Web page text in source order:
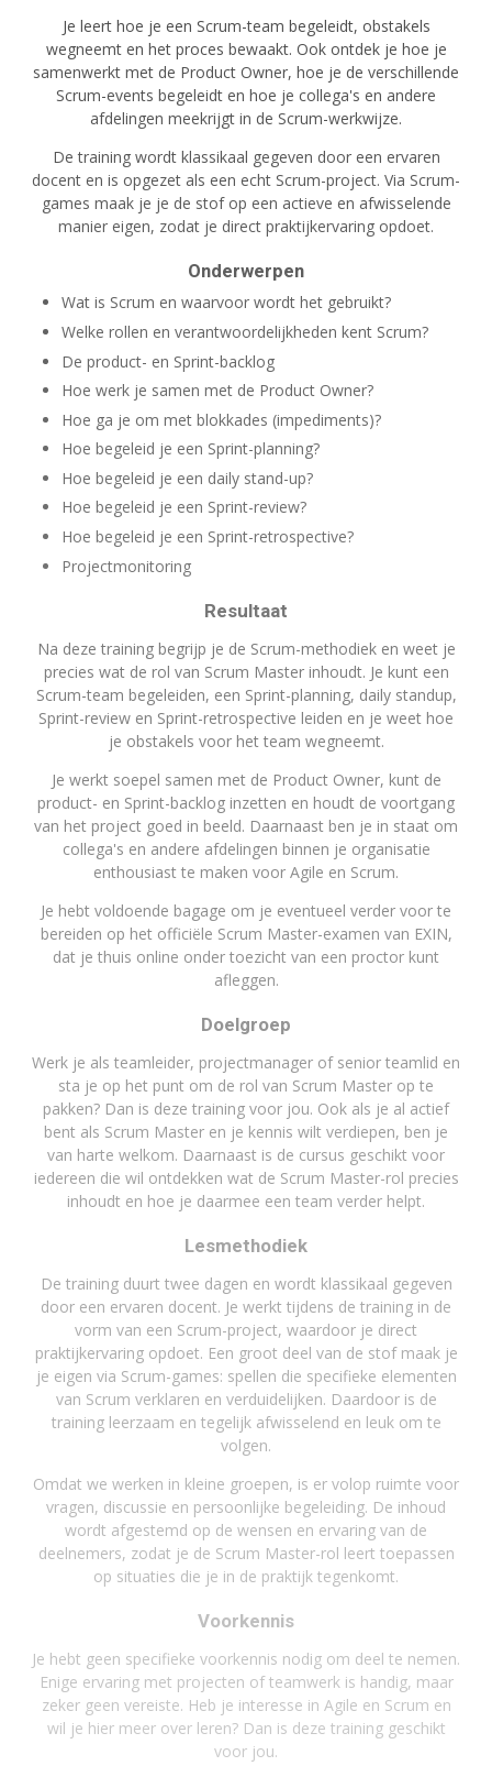
Je leert hoe je een Scrum-team begeleidt, obstakels
wegneemt en het proces bewaakt. Ook ontdek je hoe je
samenwerkt met de Product Owner, hoe je de verschillende
Scrum-events begeleidt en hoe je collega's en andere
afdelingen meekrijgt in de Scrum-werkwijze.
De training wordt klassikaal gegeven door een ervaren
docent en is opgezet als een echt Scrum-project. Via Scrum-
games maak je je de stof op een actieve en afwisselende
manier eigen, zodat je direct praktijkervaring opdoet.
Onderwerpen
Wat is Scrum en waarvoor wordt het gebruikt?
Welke rollen en verantwoordelijkheden kent Scrum?
De product- en Sprint-backlog
Hoe werk je samen met de Product Owner?
Hoe ga je om met blokkades (impediments)?
Hoe begeleid je een Sprint-planning?
Hoe begeleid je een daily stand-up?
Hoe begeleid je een Sprint-review?
Hoe begeleid je een Sprint-retrospective?
Projectmonitoring
Resultaat
Na deze training begrijp je de Scrum-methodiek en weet je
precies wat de rol van Scrum Master inhoudt. Je kunt een
Scrum-team begeleiden, een Sprint-planning, daily standup,
Sprint-review en Sprint-retrospective leiden en je weet hoe
je obstakels voor het team wegneemt.
Je werkt soepel samen met de Product Owner, kunt de
product- en Sprint-backlog inzetten en houdt de voortgang
van het project goed in beeld. Daarnaast ben je in staat om
collega's en andere afdelingen binnen je organisatie
enthousiast te maken voor Agile en Scrum.
Je hebt voldoende bagage om je eventueel verder voor te
bereiden op het officiële Scrum Master-examen van EXIN,
dat je thuis online onder toezicht van een proctor kunt
afleggen.
Doelgroep
Werk je als teamleider, projectmanager of senior teamlid en
sta je op het punt om de rol van Scrum Master op te
pakken? Dan is deze training voor jou. Ook als je al actief
bent als Scrum Master en je kennis wilt verdiepen, ben je
van harte welkom. Daarnaast is de cursus geschikt voor
iedereen die wil ontdekken wat de Scrum Master-rol precies
inhoudt en hoe je daarmee een team verder helpt.
Lesmethodiek
De training duurt twee dagen en wordt klassikaal gegeven
door een ervaren docent. Je werkt tijdens de training in de
vorm van een Scrum-project, waardoor je direct
praktijkervaring opdoet. Een groot deel van de stof maak je
je eigen via Scrum-games: spellen die specifieke elementen
van Scrum verklaren en verduidelijken. Daardoor is de
training leerzaam en tegelijk afwisselend en leuk om te
volgen.
Omdat we werken in kleine groepen, is er volop ruimte voor
vragen, discussie en persoonlijke begeleiding. De inhoud
wordt afgestemd op de wensen en ervaring van de
deelnemers, zodat je de Scrum Master-rol leert toepassen
op situaties die je in de praktijk tegenkomt.
Voorkennis
Je hebt geen specifieke voorkennis nodig om deel te nemen.
Enige ervaring met projecten of teamwerk is handig, maar
zeker geen vereiste. Heb je interesse in Agile en Scrum en
wil je hier meer over leren? Dan is deze training geschikt
voor jou.